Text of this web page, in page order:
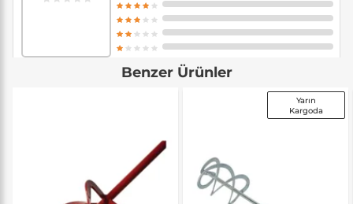
Benzer Ürünler
Yarın
Kargoda